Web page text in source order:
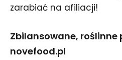
zarabiać na afiliacji!
Zbilansowane, roślinne
novefood.pl